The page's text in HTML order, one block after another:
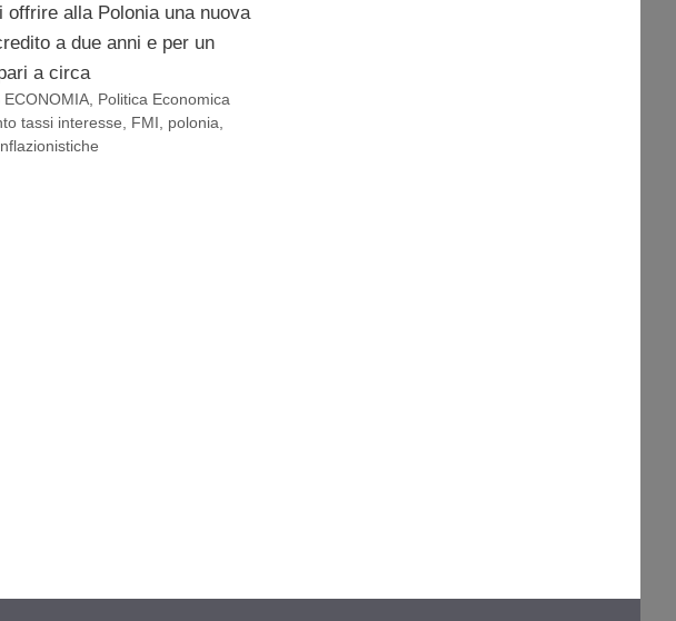
offrire alla Polonia una nuova
a due anni e per un
a circa
ECONOMIA Politica Economica
tassi interesse FMI polonia